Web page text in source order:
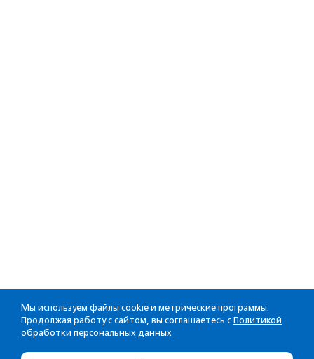
Мы используем файлы cookie и метрические программы.
Продолжая работу с сайтом, вы соглашаетесь с Политикой
обработки персональных данных